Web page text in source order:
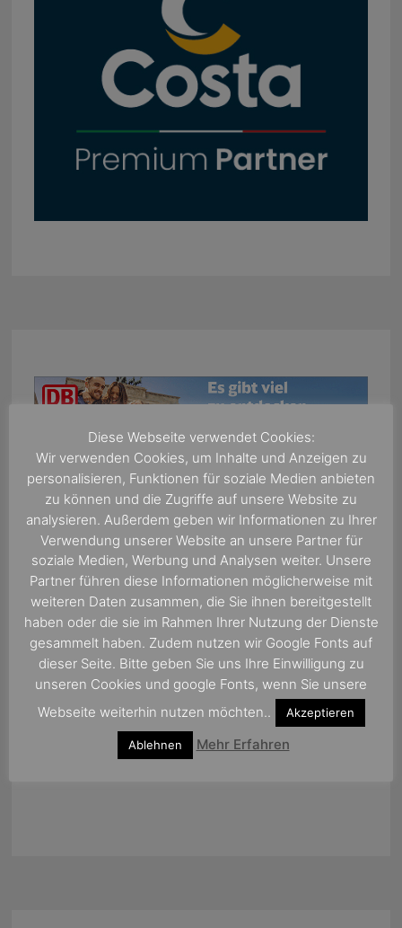
Suchen
nach:
Diese Webseite verwendet Cookies:
Wir verwenden Cookies, um Inhalte und Anzeigen zu
personalisieren, Funktionen für soziale Medien anbieten
zu können und die Zugriffe auf unsere Website zu
analysieren. Außerdem geben wir Informationen zu Ihrer
Verwendung unserer Website an unsere Partner für
soziale Medien, Werbung und Analysen weiter. Unsere
Partner führen diese Informationen möglicherweise mit
weiteren Daten zusammen, die Sie ihnen bereitgestellt
haben oder die sie im Rahmen Ihrer Nutzung der Dienste
gesammelt haben. Zudem nutzen wir Google Fonts auf
dieser Seite. Bitte geben Sie uns Ihre Einwilligung zu
unseren Cookies und google Fonts, wenn Sie unsere
Webseite weiterhin nutzen möchten..
Akzeptieren
Ablehnen Mehr Erfahren